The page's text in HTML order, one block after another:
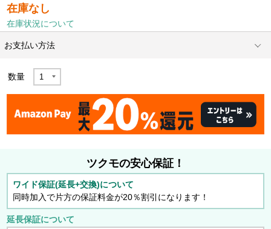
在庫なし
在庫状況について
お支払い方法
数量
ツクモの安心保証！
ワイド保証(延長+交換)について
同時加入で片方の保証料金が20％割引になります！
延長保証について